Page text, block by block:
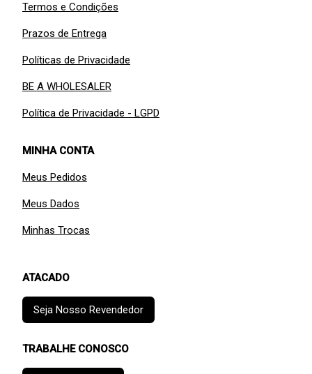
Termos e Condições
Prazos de Entrega
Políticas de Privacidade
BE A WHOLESALER
Política de Privacidade - LGPD
MINHA CONTA
Meus Pedidos
Meus Dados
Minhas Trocas
ATACADO
Seja Nosso Revendedor
TRABALHE CONOSCO